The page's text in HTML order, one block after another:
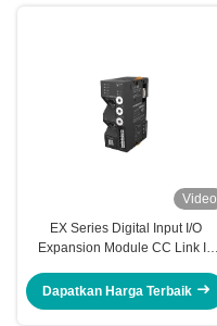
Video
EX Series Digital Input I/O
Expansion Module CC Link IE
Dapatkan Harga Terbaik